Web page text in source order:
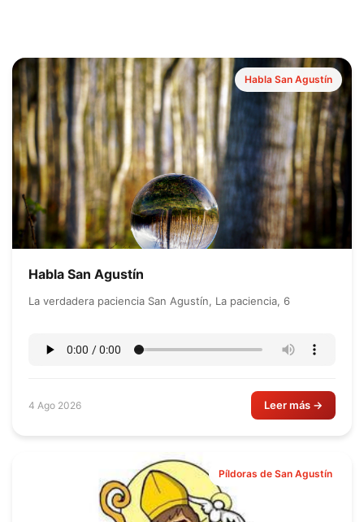
Habla San Agustín
Habla San Agustín
La verdadera paciencia San Agustín, La paciencia, 6
4 Ago 2026 Leer más →
Píldoras de San Agustín